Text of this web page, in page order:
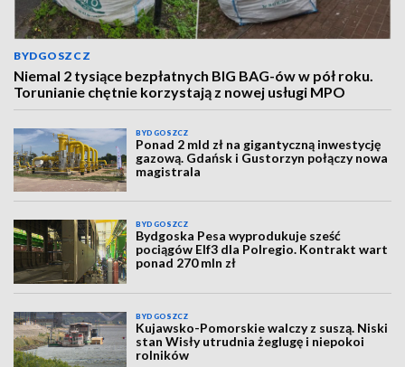
BYDGOSZCZ
Niemal 2 tysiące bezpłatnych BIG BAG-ów w pół roku.
Torunianie chętnie korzystają z nowej usługi MPO
BYDGOSZCZ
Ponad 2 mld zł na gigantyczną inwestycję
gazową. Gdańsk i Gustorzyn połączy nowa
magistrala
BYDGOSZCZ
Bydgoska Pesa wyprodukuje sześć
pociągów Elf3 dla Polregio. Kontrakt wart
ponad 270 mln zł
BYDGOSZCZ
Kujawsko-Pomorskie walczy z suszą. Niski
stan Wisły utrudnia żeglugę i niepokoi
rolników